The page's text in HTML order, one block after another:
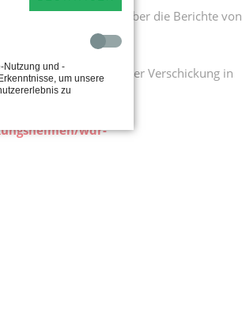
durchgemacht, aber die Berichte von
und die Folgen der Verschickung in
wdr-
Nutzung und -
um unsere
zu